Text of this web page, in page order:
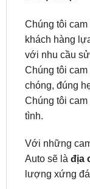
với nhu cầu sử
Chúng tôi
chóng, đúng
Chúng tôi cam
tình.
Với những
lượng xứng
Một Số